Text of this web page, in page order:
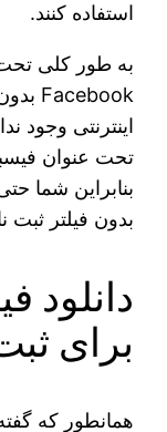
استفاده کنند.
به طور کلی
Facebook بدون ابزار آلات دور زدن
اینترنتی وجود
تحت عنوان
بنابراین شما
بدون فیلتر ثبت
دانلود
برای
همانطور که